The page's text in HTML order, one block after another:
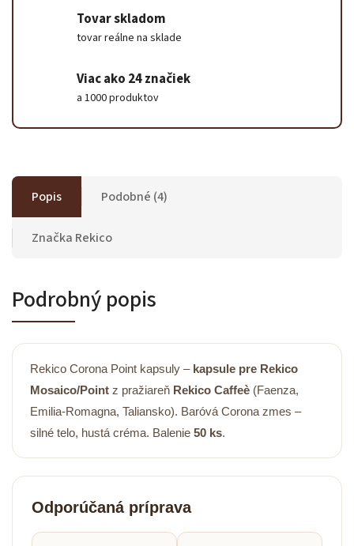
Tovar skladom
tovar reálne na sklade
Viac ako 24 značiek
a 1000 produktov
Popis Podobné (4)
Značka Rekico
Podrobný popis
Rekico Corona Point kapsuly – kapsule pre Rekico
Mosaico/Point z pražiareň Rekico Caffeè (Faenza,
Emilia-Romagna, Taliansko). Baróvá Corona zmes –
silné telo, hustá créma. Balenie 50 ks.
Odporúčaná príprava